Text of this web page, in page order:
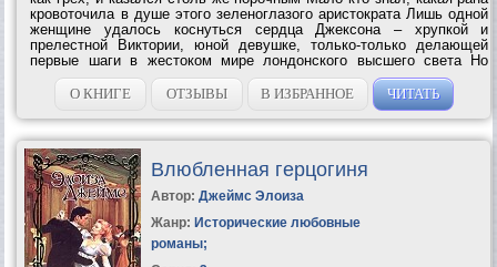
кровоточила в душе этого зеленоглазого аристократа Лишь одной
женщине удалось коснуться сердца Джексона – хрупкой и
прелестной Виктории, юной девушке, только-только делающей
первые шаги в жестоком мире лондонского высшего света Но
призраки прошлого возвращаются чтобы разрушить счастье...
О КНИГЕ
ОТЗЫВЫ В ИЗБРАННОЕ ЧИТАТЬ
Влюбленная герцогиня
Автор: Джеймс Элоиза
Жанр: Исторические любовные
романы;